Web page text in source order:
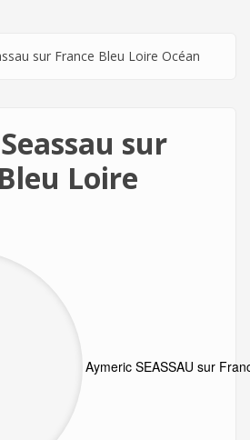
sur France Bleu Loire Océan
sur
Loire
Aymeric SEASSAU sur